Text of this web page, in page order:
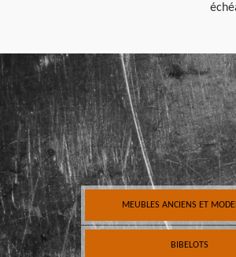
MEUBLES ANCIENS ET
BIBELOTS